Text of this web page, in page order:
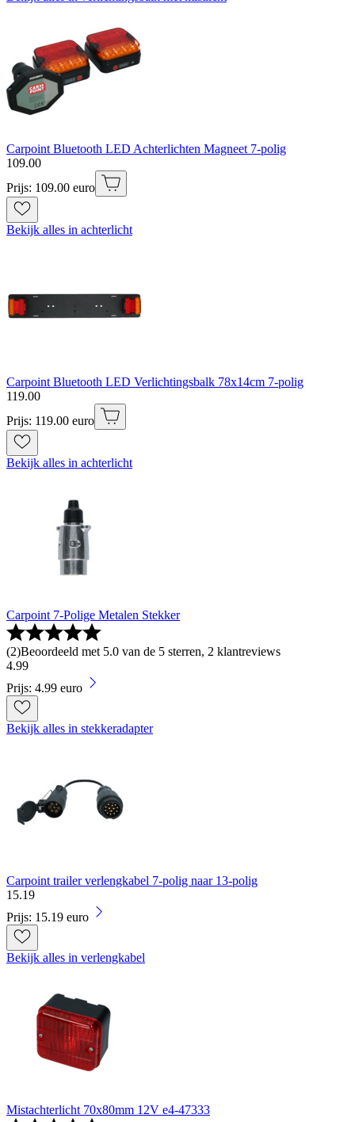
Carpoint Bluetooth LED Achterlichten Magneet 7-polig
109.00
Prijs: 109.00 euro
Bekijk alles in achterlicht
Carpoint Bluetooth LED Verlichtingsbalk 78x14cm 7-polig
119.00
Prijs: 119.00 euro
Bekijk alles in achterlicht
Carpoint 7-Polige Metalen Stekker
(2)Beoordeeld met 5.0 van de 5 sterren, 2 klantreviews
4.99
Prijs: 4.99 euro
Bekijk alles in stekkeradapter
Carpoint trailer verlengkabel 7-polig naar 13-polig
15.19
Prijs: 15.19 euro
Bekijk alles in verlengkabel
Mistachterlicht 70x80mm 12V e4-47333